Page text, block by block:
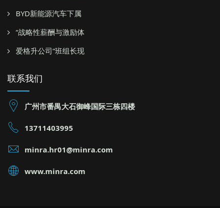
BYD新能源汽车下属
“战略性薪酬与激励体
爱格升公司“班组长现
联系我们
广州市番禺大石御峰国际三栋四楼
13711403995
minra.hr01@minra.com
www.minra.com